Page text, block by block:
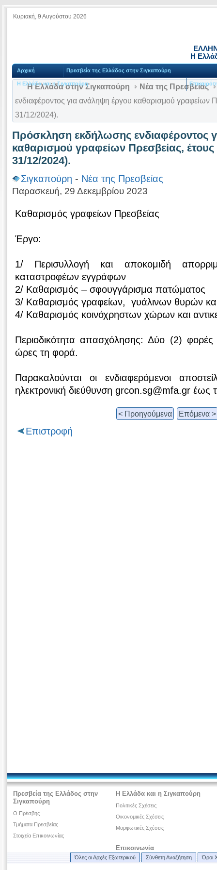
Κυριακή, 9 Αυγούστου 2026
Η
Αρχική Πρεσβεία της Ελλάδος στην Σιγκαπούρη
Η Ελλάδα και η Σιγκαπούρη
Η Ελλάδα στην Σιγκαπούρη Νέα της Πρεσβείας
ενδιαφέροντος για ανάληψη έργου καθαρισμού γραφείων
31/12/2024).
Πρόσκληση εκδήλωσης ενδιαφέροντος
καθαρισμού γραφείων Πρεσβείας, έτους
31/12/2024).
Σιγκαπούρη - Νέα της Πρεσβείας
Παρασκευή, 29 Δεκεμβρίου 2023
Καθαρισμός γραφείων Πρεσβείας
Έργο:
1/ Περισυλλογή και αποκομιδή
καταστροφέων εγγράφων
2/ Καθαρισμός – σφουγγάρισμα πατώματος
3/ Καθαρισμός γραφείων, γυάλινων θυρών
4/ Καθαρισμός κοινόχρηστων χώρων και
Περιοδικότητα απασχόλησης: Δύο (2)
ώρες τη φορά.
Παρακαλούνται οι ενδιαφερόμενοι
ηλεκτρονική διεύθυνση grcon.sg@mfa.gr έως
< Προηγούμενα Επόμενα >
Επιστροφή
Πρεσβεία της Ελλάδος στην
Σιγκαπούρη
O Πρέσβης
Τμήματα Πρεσβείας
Στοιχεία Επικοινωνίας
Η Ελλάδα και η Σιγκαπούρη
Πολιτικές Σχέσεις
Οικονομικές Σχέσεις
Μορφωτικές Σχέσεις
Επικοινωνία
Όλες οι Αρχές Εξωτερικού Σύνθετη Αναζήτηση Όροι